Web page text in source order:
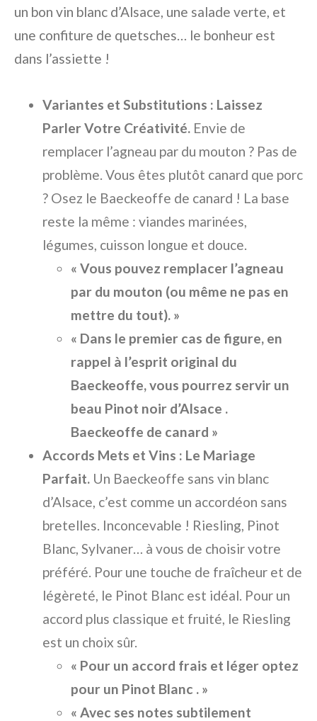
un bon vin blanc d’Alsace, une salade verte, et
une confiture de quetsches… le bonheur est
dans l’assiette !
Variantes et Substitutions : Laissez
Parler Votre Créativité. Envie de
remplacer l’agneau par du mouton ? Pas de
problème. Vous êtes plutôt canard que porc
? Osez le Baeckeoffe de canard ! La base
reste la même : viandes marinées,
légumes, cuisson longue et douce.
« Vous pouvez remplacer l’agneau
par du mouton (ou même ne pas en
mettre du tout). »
« Dans le premier cas de figure, en
rappel à l’esprit original du
Baeckeoffe, vous pourrez servir un
beau Pinot noir d’Alsace .
Baeckeoffe de canard »
Accords Mets et Vins : Le Mariage
Parfait. Un Baeckeoffe sans vin blanc
d’Alsace, c’est comme un accordéon sans
bretelles. Inconcevable ! Riesling, Pinot
Blanc, Sylvaner… à vous de choisir votre
préféré. Pour une touche de fraîcheur et de
légèreté, le Pinot Blanc est idéal. Pour un
accord plus classique et fruité, le Riesling
est un choix sûr.
« Pour un accord frais et léger optez
pour un Pinot Blanc . »
« Avec ses notes subtilement